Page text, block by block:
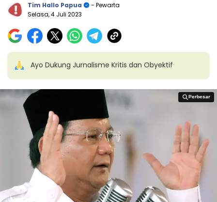
Tim Hallo Papua
- Pewarta
Selasa, 4 Juli 2023
Ayo Dukung Jurnalisme Kritis dan Obyektif
Perbesar
Perbesar